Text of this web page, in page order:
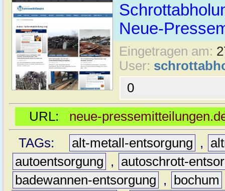
Neue-
Eingetragen am:
User:
0
URL: neue-
TAGs:
alt-metall-entsorgung ,
autoentsorgung
,
autoschrott-
badewannen-entsorgung
, bochum